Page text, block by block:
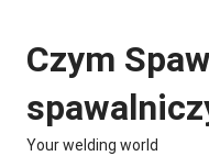
content
Czym
Your welding world